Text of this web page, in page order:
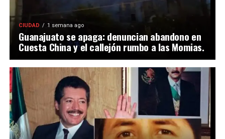
CIUDAD 1 semana ago
Guanajuato se apaga: denuncian abandono en
Cuesta China y el callejón rumbo a las Momias.